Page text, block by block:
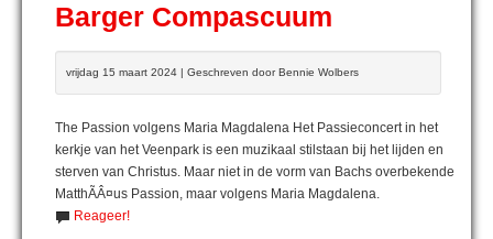
Barger Compascuum
vrijdag 15 maart 2024 | Geschreven door Bennie Wolbers
The Passion volgens Maria Magdalena Het Passieconcert in het
kerkje van het Veenpark is een muzikaal stilstaan bij het lijden en
sterven van Christus. Maar niet in de vorm van Bachs overbekende
MatthÃÂ¤us Passion, maar volgens Maria Magdalena.
Reageer!